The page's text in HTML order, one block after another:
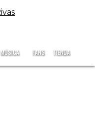
MÚSICA FANS TIENDA